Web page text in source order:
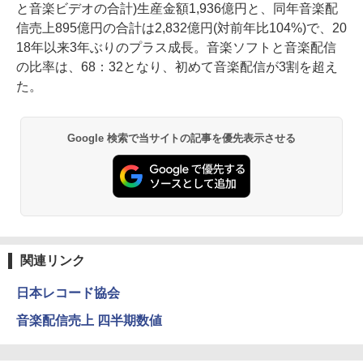
と音楽ビデオの合計)生産金額1,936億円と、同年音楽配
信売上895億円の合計は2,832億円(対前年比104%)で、20
18年以来3年ぶりのプラス成長。音楽ソフトと音楽配信
の比率は、68：32となり、初めて音楽配信が3割を超え
た。
Google 検索で当サイトの記事を優先表示させる
関連リンク
日本レコード協会
音楽配信売上 四半期数値